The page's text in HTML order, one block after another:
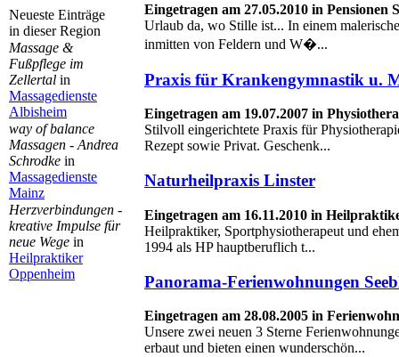
Neueste Einträge
in dieser Region
Massage &
Fußpflege im
Zellertal in
Massagedienste
Albisheim
way of balance
Massagen - Andrea
Schrodke in
Massagedienste
Mainz
Herzverbindungen -
kreative Impulse für
neue Wege in
Heilpraktiker
Oppenheim
Eingetragen am 27.05.2010 in Pensionen
Urlaub da, wo Stille ist... In einem
inmitten von Feldern und W�...
Praxis für Krankengymnastik u.
Eingetragen am 19.07.2007 in
Stilvoll eingerichtete Praxis für
Rezept sowie Privat. Geschenk...
Naturheilpraxis Linster
Eingetragen am 16.11.2010 in
Heilpraktiker, Sportphysiotherapeut und
1994 als HP hauptberuflich t...
Panorama-Ferienwohnungen
Eingetragen am 28.08.2005 in
Unsere zwei neuen 3 Sterne
erbaut und bieten einen wunderschön...